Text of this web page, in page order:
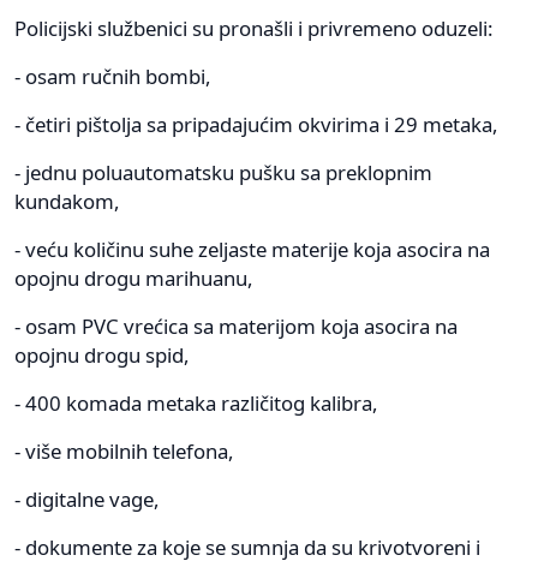
Policijski službenici su pronašli i privremeno oduzeli:
- osam ručnih bombi,
- četiri pištolja sa pripadajućim okvirima i 29 metaka,
- jednu poluautomatsku pušku sa preklopnim
kundakom,
- veću količinu suhe zeljaste materije koja asocira na
opojnu drogu marihuanu,
- osam PVC vrećica sa materijom koja asocira na
opojnu drogu spid,
- 400 komada metaka različitog kalibra,
- više mobilnih telefona,
- digitalne vage,
- dokumente za koje se sumnja da su krivotvoreni i